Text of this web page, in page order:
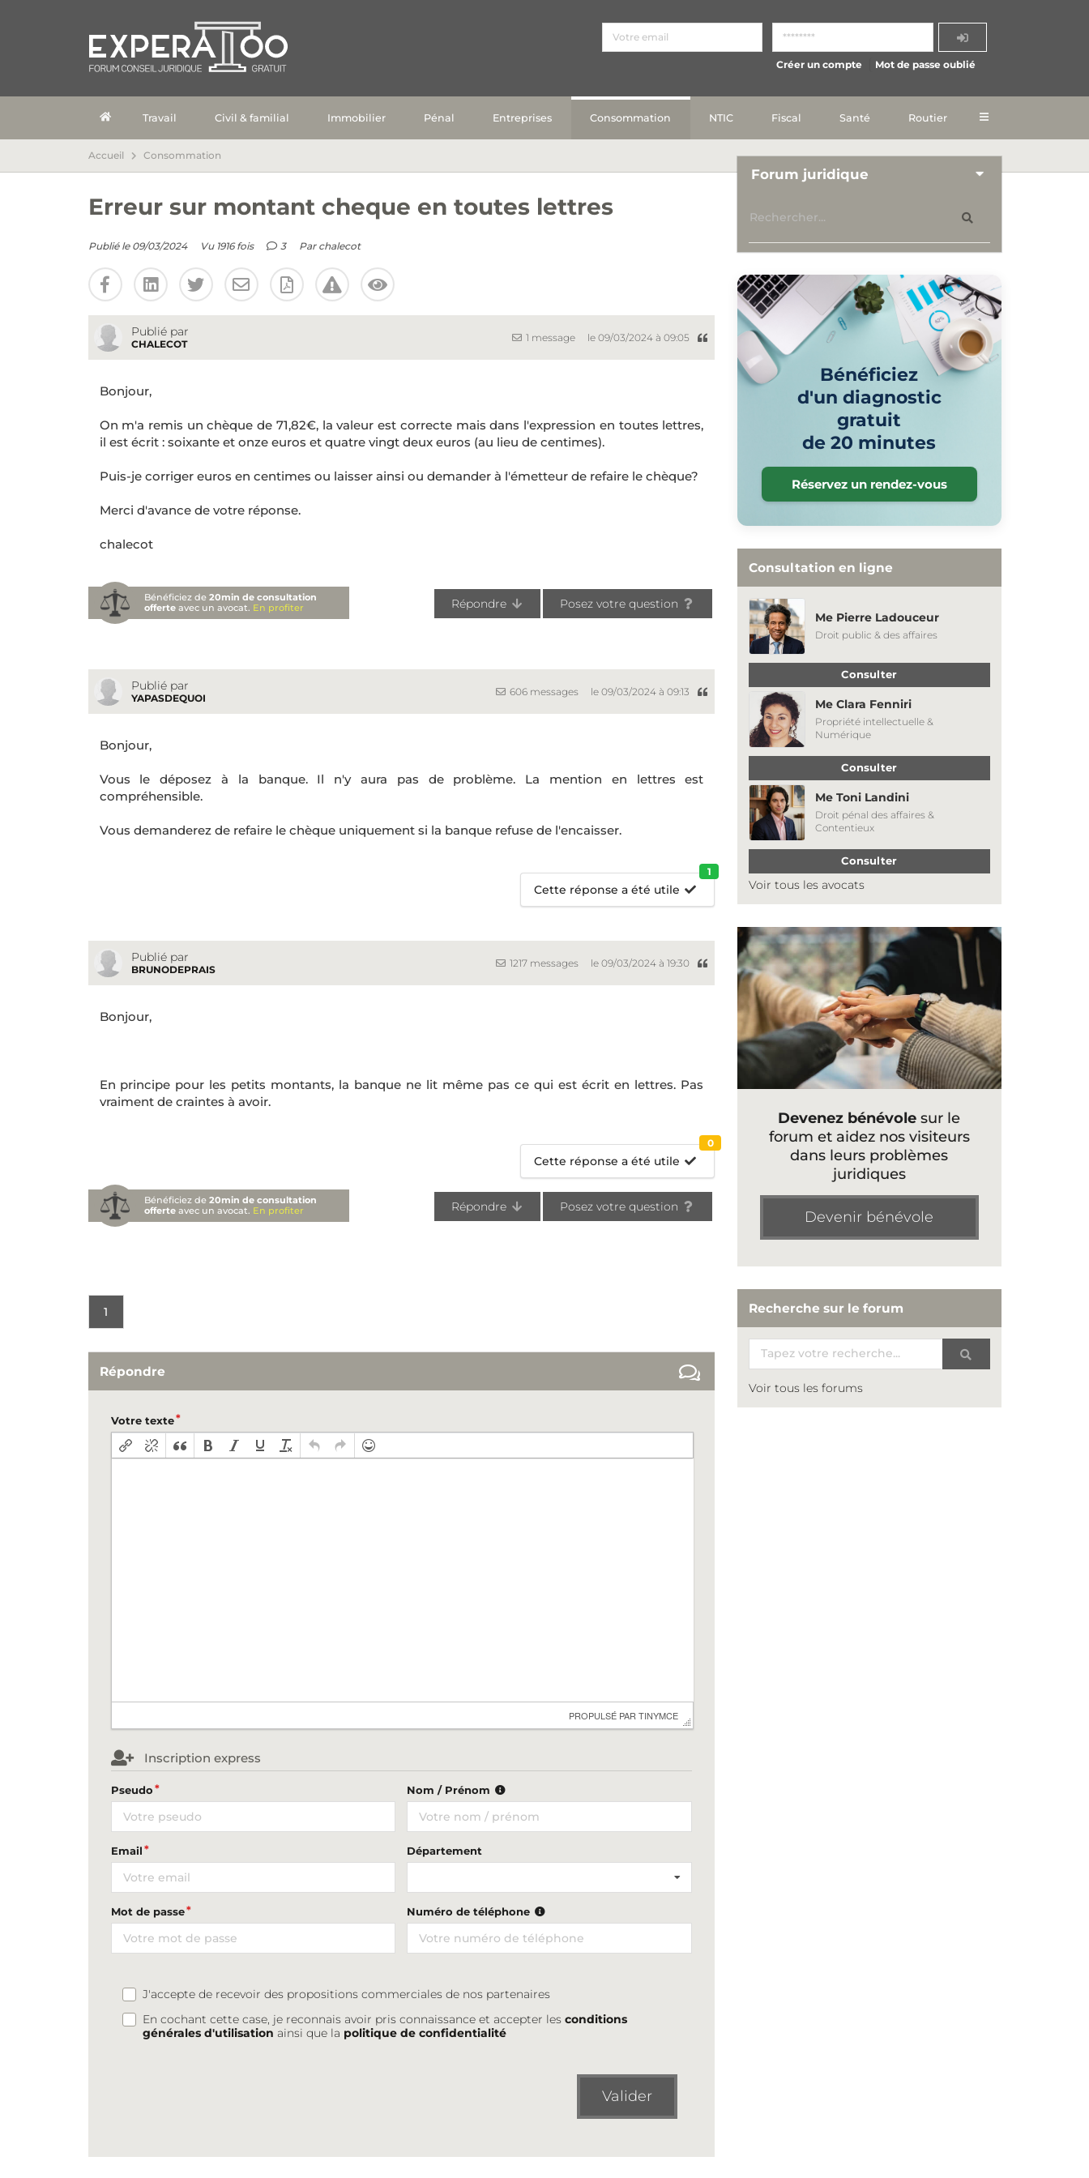
Créer un compte Mot de passe oublié
Travail Civil & familial Immobilier Pénal Entreprises Consommation NTIC Fiscal Santé Routier
Accueil Consommation
Erreur sur montant cheque en toutes lettres
Publié le 09/03/2024 Vu 1916 fois 3 Par chalecot
Publié par
CHALECOT
1 message le 09/03/2024 à 09:05
Bonjour,
On m'a remis un chèque de 71,82€, la valeur est correcte mais dans l'expression en toutes lettres,
il est écrit : soixante et onze euros et quatre vingt deux euros (au lieu de centimes).
Puis-je corriger euros en centimes ou laisser ainsi ou demander à l'émetteur de refaire le chèque?
Merci d'avance de votre réponse.
chalecot
Bénéficiez de20min de consultation
offerte avec un avocat. En profiter Répondre Posez votre question
Publié par
YAPASDEQUOI
606 messages le 09/03/2024 à 09:13
Bonjour,
Vous le déposez à la banque. Il n'y aura pas de problème. La mention en lettres est
compréhensible.
Vous demanderez de refaire le chèque uniquement si la banque refuse de l'encaisser.
Cette réponse a été utile
1
Publié par
BRUNODEPRAIS
1217 messages le 09/03/2024 à 19:30
Bonjour,
En principe pour les petits montants, la banque ne lit même pas ce qui est écrit en lettres. Pas
vraiment de craintes à avoir.
Cette réponse a été utile
0
Bénéficiez de20min de consultation
offerte avec un avocat. En profiter Répondre Posez votre question
1
Répondre
Votre texte
PROPULSÉ PAR TINYMCE
Inscription express
Pseudo Nom / Prénom
Email Département
Mot de passe Numéro de téléphone
J'accepte de recevoir des propositions commerciales de nos partenaires
En cochant cette case, je reconnais avoir pris connaissance et accepter lesconditions
générales d'utilisation ainsi que la politique de confidentialité
Valider
Forum juridique
Bénéficiez
d'un diagnostic
gratuit
de 20 minutes
Réservez un rendez-vous
Consultation en ligne
Me Pierre Ladouceur
Droit public & des affaires
Consulter
Me Clara Fenniri
Propriété intellectuelle &
Numérique
Consulter
Me Toni Landini
Droit pénal des affaires &
Contentieux
Consulter
Voir tous les avocats
Devenez bénévole sur le
forum et aidez nos visiteurs
dans leurs problèmes
juridiques
Devenir bénévole
Recherche sur le forum
Voir tous les forums